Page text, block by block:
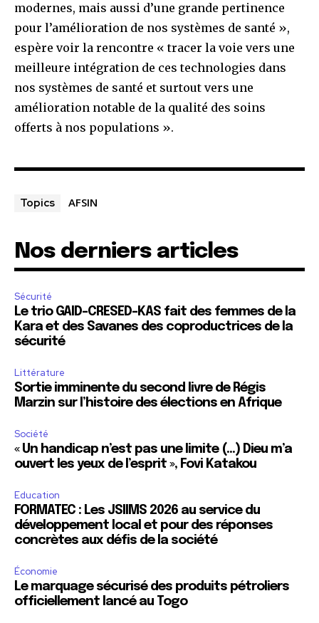
modernes, mais aussi d’une grande pertinence
pour l’amélioration de nos systèmes de santé »,
espère voir la rencontre « tracer la voie vers une
meilleure intégration de ces technologies dans
nos systèmes de santé et surtout vers une
amélioration notable de la qualité des soins
offerts à nos populations ».
Topics AFSIN
Nos derniers articles
Sécurité
Le trio GAID-CRESED-KAS fait des femmes de la
Kara et des Savanes des coproductrices de la
sécurité
Littérature
Sortie imminente du second livre de Régis
Marzin sur l’histoire des élections en Afrique
Société
« Un handicap n’est pas une limite (…) Dieu m’a
ouvert les yeux de l’esprit », Fovi Katakou
Education
FORMATEC : Les JSIIMS 2026 au service du
développement local et pour des réponses
concrètes aux défis de la société
Économie
Le marquage sécurisé des produits pétroliers
officiellement lancé au Togo